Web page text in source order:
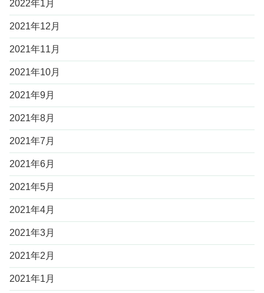
2022年1月
2021年12月
2021年11月
2021年10月
2021年9月
2021年8月
2021年7月
2021年6月
2021年5月
2021年4月
2021年3月
2021年2月
2021年1月